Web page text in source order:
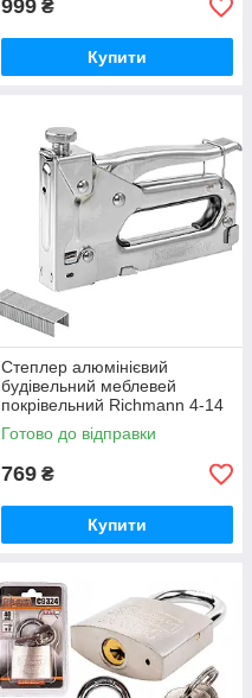
999 ₴
Купити
Степлер алюмінієвий
будівельний меблевей
покрівельний Richmann 4-14
мм (C0805)
Готово до відправки
769 ₴
Купити